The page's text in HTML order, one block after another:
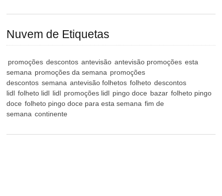
Nuvem de Etiquetas
promoções descontos antevisão antevisão promoções esta
semana promoções da semana promoções
descontos semana antevisão folhetos folheto descontos
lidl folheto lidl lidl promoções lidl pingo doce bazar folheto pingo
doce folheto pingo doce para esta semana fim de
semana continente